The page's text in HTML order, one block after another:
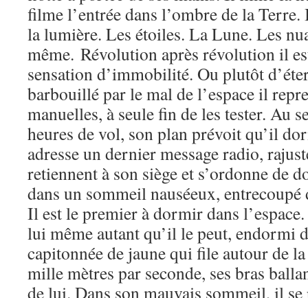
filme l’entrée dans l’ombre de la
la lumière. Les étoiles. La Lune. Les
même. Révolution après révolution il
sensation d’immobilité. Ou plutôt
barbouillé par le mal de l’espace il
manuelles, à seule fin de les tester. Au
heures de vol, son plan prévoit qu’il
adresse un dernier message radio,
retiennent à son siège et s’ordonne de
dans un sommeil nauséeux, entrecoupé
Il est le premier à dormir dans
lui même autant qu’il le peut, endormi
capitonnée de jaune qui file autour de
mille mètres par seconde, ses bras
de lui. Dans son mauvais sommeil, il